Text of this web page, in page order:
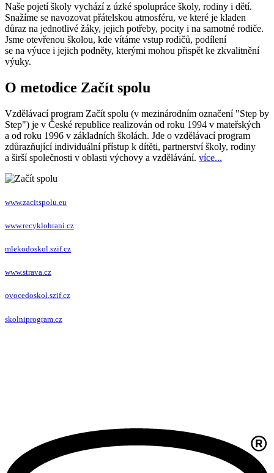
Naše pojetí školy vychází z úzké spolupráce školy, rodiny i dětí.
Snažíme se navozovat přátelskou atmosféru, ve které je kladen
důraz na jednotlivé žáky, jejich potřeby, pocity i na samotné rodiče.
Jsme otevřenou školou, kde vítáme vstup rodičů, podílení
se na výuce i jejich podněty, kterými mohou přispět ke zkvalitnění
výuky.
O metodice Začít spolu
Vzdělávací program Začít spolu (v mezinárodním označení "Step by
Step") je v České republice realizován od roku 1994 v mateřských
a od roku 1996 v základních školách. Jde o vzdělávací program
zdůrazňující individuální přístup k dítěti, partnerství školy, rodiny
a širší společnosti v oblasti výchovy a vzdělávání. více...
www.zacitspolu.eu
www.recyklohrani.cz
mlekodoskol.szif.cz
www.strava.cz
ovocedoskol.szif.cz
skolniprogram.cz